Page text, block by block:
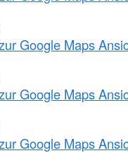
Google Maps
Google Maps
Google Maps